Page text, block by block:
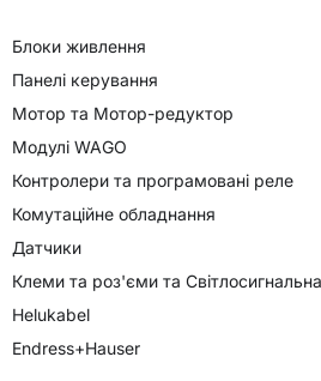
Блоки живлення
Панелі керування
Мотор та Мотор-редуктор
Модулі WAGO
Контролери та програмовані реле
Комутаційне обладнання
Датчики
Клеми та роз'єми та
Helukabel
Endress+Hauser